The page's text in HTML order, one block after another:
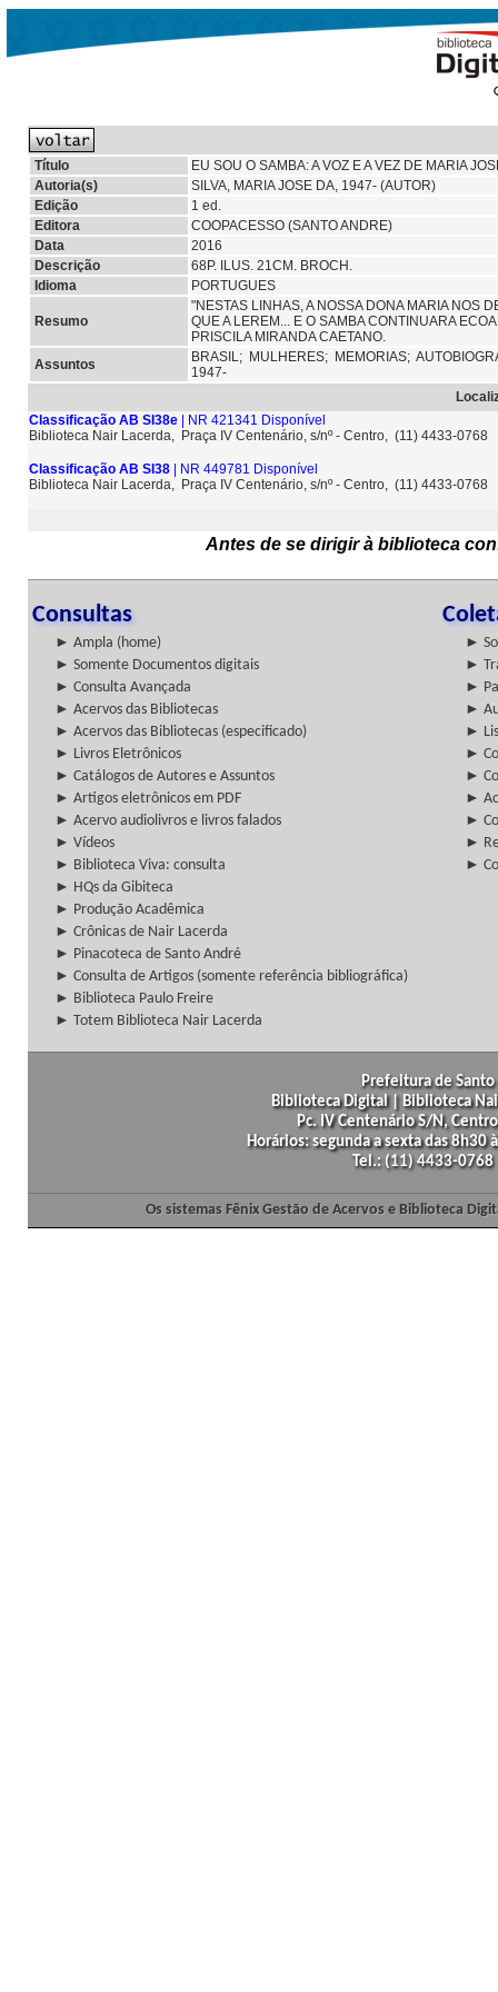
Título
EU SOU O SAMBA: A VOZ E A VEZ DE MARIA
Autoria(s)
SILVA, MARIA JOSE DA, 1947- (AUTOR)
Edição
1 ed.
Editora
COOPACESSO (SANTO ANDRE)
Data
2016
Descrição
68P. ILUS. 21CM. BROCH.
Idioma
PORTUGUES
Resumo
"NESTAS LINHAS, A NOSSA DONA MARIA NOS
QUE A LEREM... E O SAMBA CONTINUARA
PRISCILA MIRANDA CAETANO.
Assuntos
BRASIL; MULHERES; MEMORIAS;
1947-
Classificação AB SI38e | NR 421341 Disponível
Biblioteca Nair Lacerda, Praça IV Centenário, s/nº - Centro, (11) 4433-0768
Classificação AB SI38 | NR 449781 Disponível
Biblioteca Nair Lacerda, Praça IV Centenário, s/nº - Centro, (11) 4433-0768
Antes de se dirigir à biblioteca
Consultas
► Ampla (home)
►
► Somente Documentos digitais
►
► Consulta Avançada
►
► Acervos das Bibliotecas
►
► Acervos das Bibliotecas (especificado)
►
► Livros Eletrônicos
►
► Catálogos de Autores e Assuntos
►
► Artigos eletrônicos em PDF
►
► Acervo audiolivros e livros falados
►
► Vídeos
►
► Biblioteca Viva: consulta
►
► HQs da Gibiteca
► Produção Acadêmica
► Crônicas de Nair Lacerda
► Pinacoteca de Santo André
► Consulta de Artigos (somente referência bibliográfica)
► Biblioteca Paulo Freire
► Totem Biblioteca Nair Lacerda
Prefeitura de
Biblioteca Digital | Biblioteca
Pc. IV Centenário S/N,
Horários: segunda a sexta das
Tel.: (11) 4433-
Os sistemas Fênix Gestão de Acervos e Biblioteca